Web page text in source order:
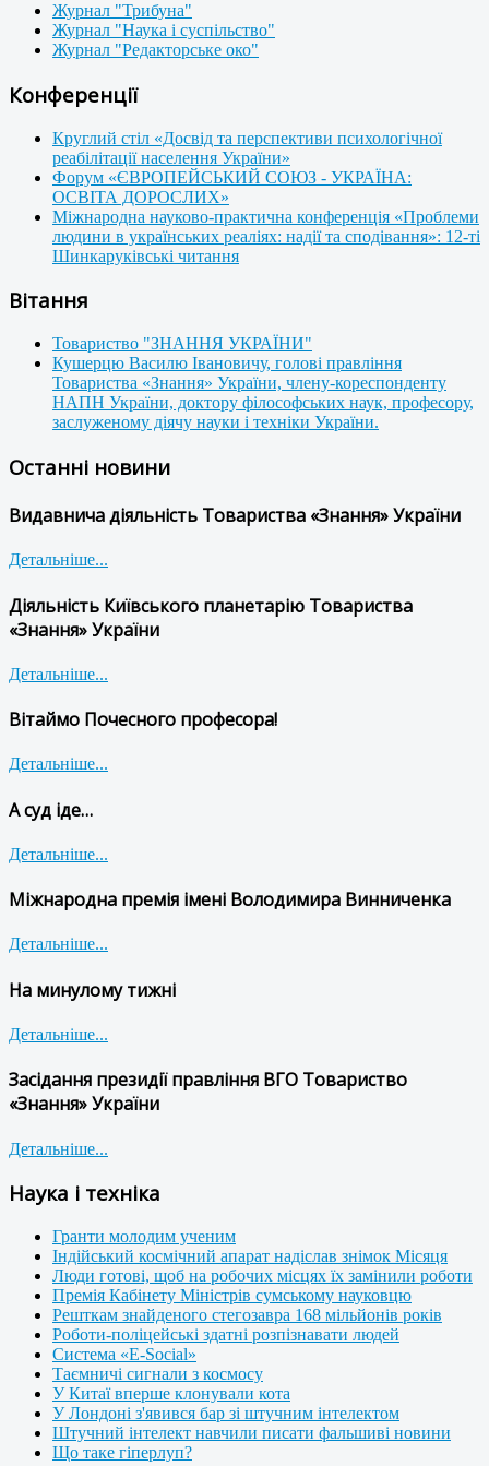
Журнал "Трибуна"
Журнал "Наука і суспільство"
Журнал "Редакторське око"
Конференції
Круглий стіл «Досвід та перспективи психологічної
реабілітації населення України»
Форум «ЄВРОПЕЙСЬКИЙ СОЮЗ - УКРАЇНА:
ОСВІТА ДОРОСЛИХ»
Міжнародна науково-практична конференція «Проблеми
людини в українських реаліях: надії та сподівання»: 12-ті
Шинкаруківські читання
Вітання
Товариство "ЗНАННЯ УКРАЇНИ"
Кушерцю Василю Івановичу, голові правління
Товариства «Знання» України, члену-кореспонденту
НАПН України, доктору філософських наук, професору,
заслуженому діячу науки і техніки України.
Останні новини
Видавнича діяльність Товариства «Знання» України
Детальніше...
Діяльність Київського планетарію Товариства
«Знання» України
Детальніше...
Вітаймо Почесного професора!
Детальніше...
А суд іде…
Детальніше...
Міжнародна премія імені Володимира Винниченка
Детальніше...
На минулому тижні
Детальніше...
Засідання президії правління ВГО Товариство
«Знання» України
Детальніше...
Наука і техніка
Гранти молодим ученим
Індійський космічний апарат надіслав знімок Місяця
Люди готові, щоб на робочих місцях їх замінили роботи
Премія Кабінету Міністрів сумському науковцю
Решткам знайденого стегозавра 168 мільйонів років
Роботи-поліцейські здатні розпізнавати людей
Система «E-Social»
Таємничі сигнали з космосу
У Китаї вперше клонували кота
У Лондоні з'явився бар зі штучним інтелектом
Штучний інтелект навчили писати фальшиві новини
Що таке гіперлуп?